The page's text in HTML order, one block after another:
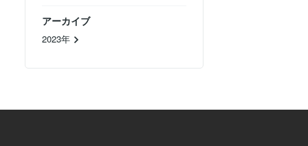
アーカイブ
2023年